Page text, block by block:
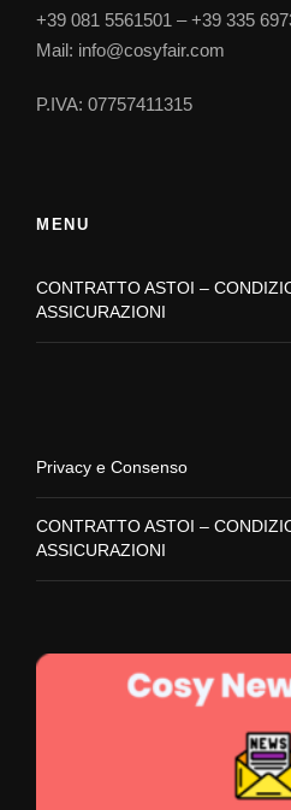
+39 081 5561501 – +39 335
Mail: info@cosyfair.com
P.IVA: 07757411315
MENU
CONTRATTO ASTOI –
ASSICURAZIONI
Privacy e Consenso
CONTRATTO ASTOI –
ASSICURAZIONI